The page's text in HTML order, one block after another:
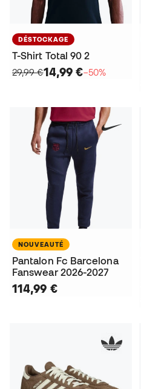
DÉSTOCKAGE
T-Shirt Total 90 2
29,99 €14,99 €−50%
NOUVEAUTÉ
Pantalon Fc Barcelona
Fanswear 2026-2027
114,99 €